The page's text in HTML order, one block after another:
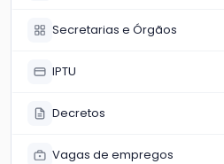
Secretarias e Órgãos
IPTU
Decretos
Vagas de empregos